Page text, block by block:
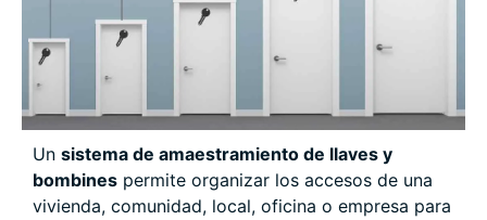
Un sistema de amaestramiento de llaves y
bombines permite organizar los accesos de una
vivienda, comunidad, local, oficina o empresa para